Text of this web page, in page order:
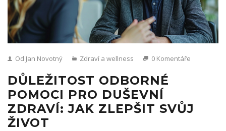
Od Jan Novotný Zdraví a wellness 0 Komentáře
DŮLEŽITOST ODBORNÉ
POMOCI PRO DUŠEVNÍ
ZDRAVÍ: JAK ZLEPŠIT SVŮJ
ŽIVOT